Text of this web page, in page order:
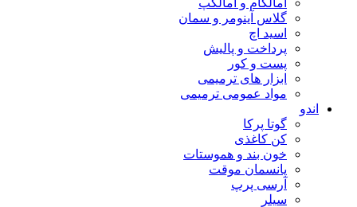
گلاس آینومر و سمان
اسید اچ
پرداخت و پالیش
پست و کور
ابزار های ترمیمی
مواد عمومی ترمیمی
اندو
گوتا پرکا
کن کاغذی
خون بند و هموستات
پانسمان موقت
آرسی پرپ
سیلر